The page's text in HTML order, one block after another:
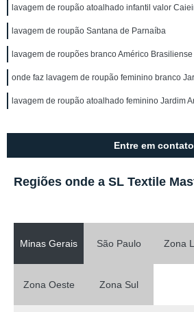
lavagem de roupão atoalhado infantil valor
lavagem de roupão Santana de Parnaíba
lavagem de roupões branco Américo Brasiliense
onde faz lavagem de roupão feminino branco
lavagem de roupão atoalhado feminino Jardim
Entre em contato
Regiões onde a SL Textile
Minas Gerais São Paulo Zona
Zona Oeste Zona Sul